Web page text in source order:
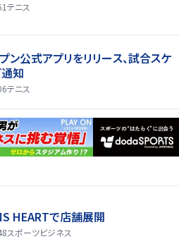
テニス
ン公式アプリをリリース、試合スケ
知
テニス
HEARTで店舗展開
スポーツビジネス